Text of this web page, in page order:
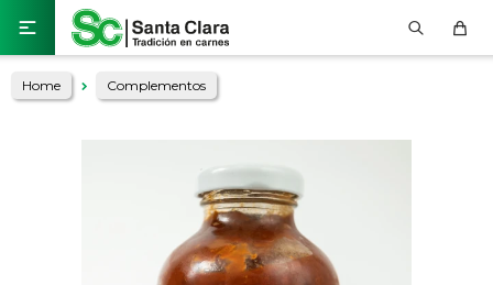

Home Complementos